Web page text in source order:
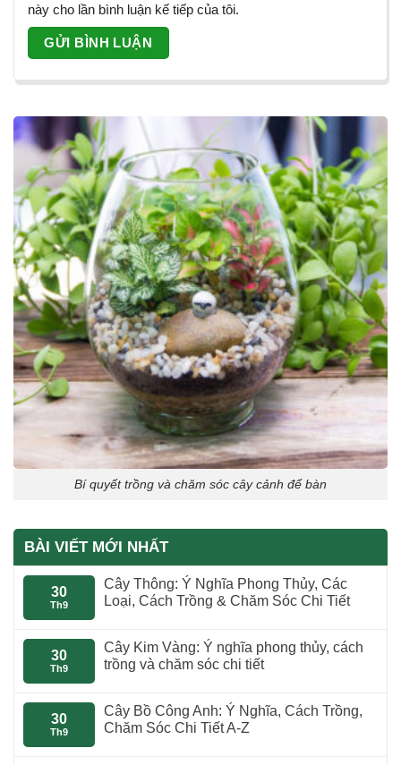
này cho lần bình luận kế tiếp của tôi.
Bí quyết trồng và chăm sóc cây cảnh để bàn
BÀI VIẾT MỚI NHẤT
30
Th9
Cây Thông: Ý Nghĩa Phong Thủy, Các
Loại, Cách Trồng & Chăm Sóc Chi Tiết
30
Th9
Cây Kim Vàng: Ý nghĩa phong thủy, cách
trồng và chăm sóc chi tiết
30
Th9
Cây Bồ Công Anh: Ý Nghĩa, Cách Trồng,
Chăm Sóc Chi Tiết A-Z